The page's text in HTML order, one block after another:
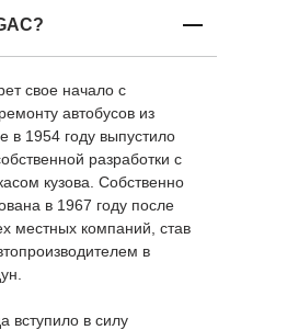
свое начало с
автобусов из
в 1954 году выпустило
разработки с
кузова. Собственно
в 1967 году после
местных компаний, став
в
вступило в силу